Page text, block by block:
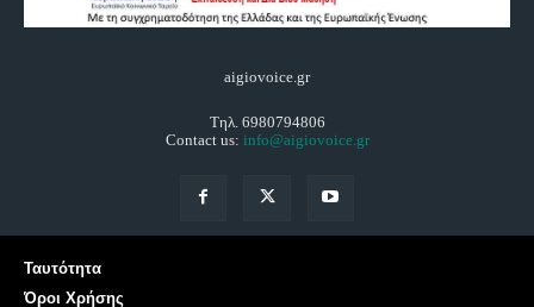
aigiovoice.gr
Τηλ. 6980794806
Contact us: info@aigiovoice.gr
Ταυτότητα
Όροι Χρήσης